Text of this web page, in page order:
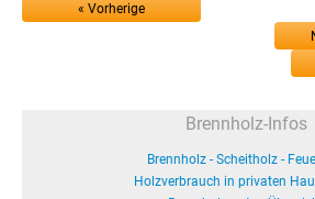
« Vorherige
Brennholz-Infos
Brennholz - Scheitholz -
Holzverbrauch in privaten